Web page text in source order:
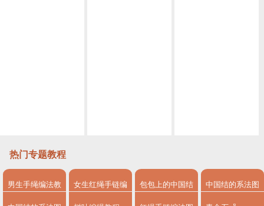
热门专题教程
男生手绳编法教 女生红绳手链编 包包上的中国结 中国结的系法图